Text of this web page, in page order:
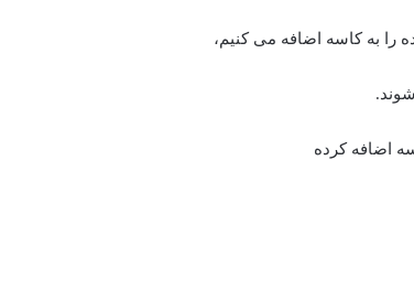
را به کاسه اضافه می کنیم،
اضافه کرده